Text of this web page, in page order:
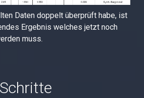
Daten doppelt überprüft habe, ist
Ergebnis welches jetzt noch
muss.